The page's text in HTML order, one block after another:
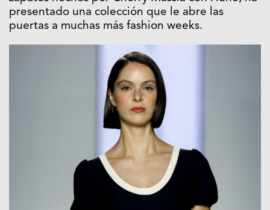
presentado una colección que le abre las
puertas a muchas más fashion weeks.